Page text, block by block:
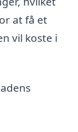
at få et
vil koste i